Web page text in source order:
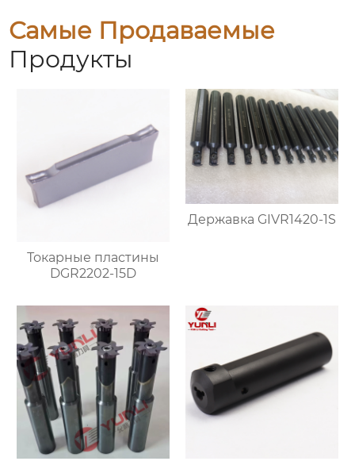
Самые Продаваемые
Продукты
Токарные пластины
DGR2202-15D
Державка GIVR1420-1S